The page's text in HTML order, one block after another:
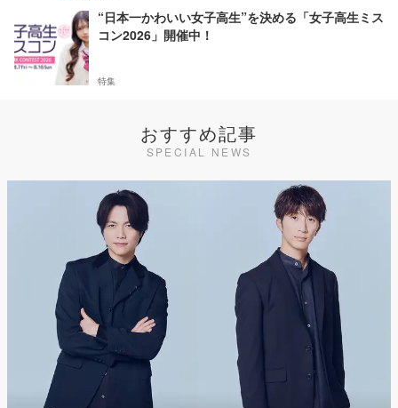
“日本一かわいい女子高生”を決める「女子高生ミス
コン2026」開催中！
特集
おすすめ記事
SPECIAL NEWS